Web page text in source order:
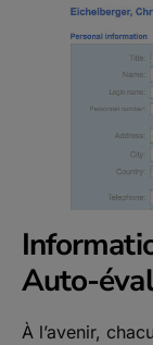
Auto-
À l’avenir,